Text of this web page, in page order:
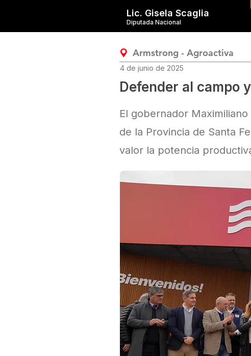
Diputada Nacional
Lic. Gisela Scaglia
Armstrong - Agroactiva
4 de junio de 2025
Defender al campo
El gobernador
de la Provincia de Santa
valor la potencia